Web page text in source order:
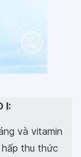
I:
và vitamin
thu thức